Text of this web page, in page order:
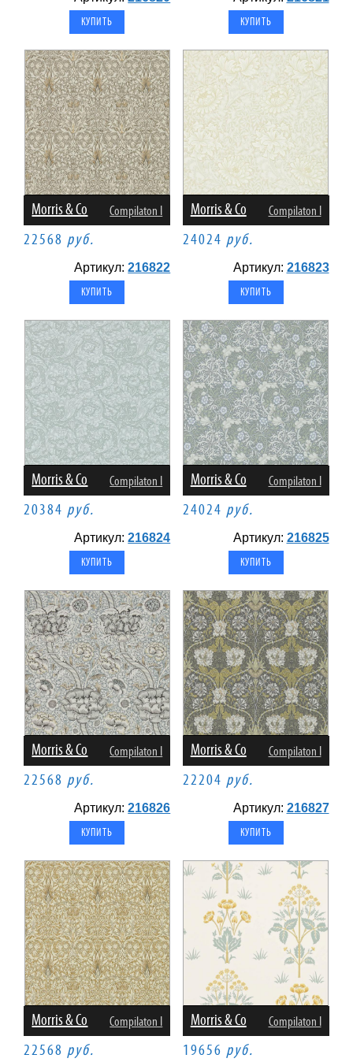
Morris & Co Compilaton I
22568 руб.
Артикул:216822
Morris & Co Compilaton I
24024 руб.
Артикул: 216823
Morris & Co Compilaton I
20384 руб.
Артикул:216824
Morris & Co Compilaton I
24024 руб.
Артикул: 216825
Morris & Co Compilaton I
22568 руб.
Артикул:216826
Morris & Co Compilaton I
22204 руб.
Артикул: 216827
Morris & Co Compilaton I
22568 руб.
Morris & Co Compilaton I
19656 руб.